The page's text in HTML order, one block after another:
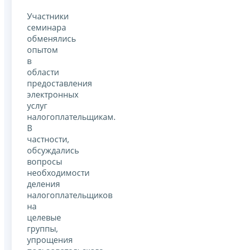
Участники
семинара
обменялись
опытом
в
области
предоставления
электронных
услуг
налогоплательщикам.
В
частности,
обсуждались
вопросы
необходимости
деления
налогоплательщиков
на
целевые
группы,
упрощения